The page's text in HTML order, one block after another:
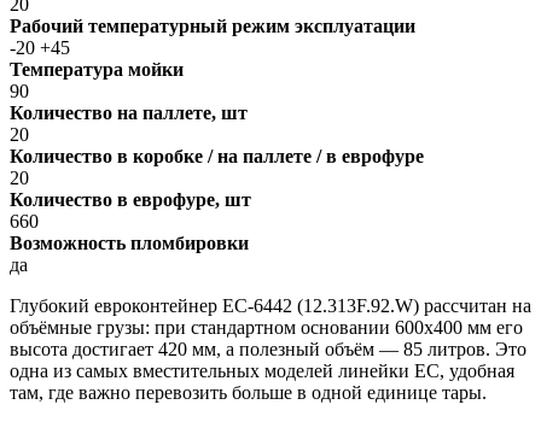
20
Рабочий температурный режим эксплуатации
-20 +45
Температура мойки
90
Количество на паллете, шт
20
Количество в коробке / на паллете / в еврофуре
20
Количество в еврофуре, шт
660
Возможность пломбировки
да
Глубокий евроконтейнер ЕС-6442 (12.313F.92.W) рассчитан на
объёмные грузы: при стандартном основании 600х400 мм его
высота достигает 420 мм, а полезный объём — 85 литров. Это
одна из самых вместительных моделей линейки EC, удобная
там, где важно перевозить больше в одной единице тары.